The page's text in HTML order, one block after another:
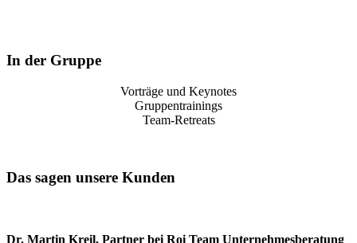
In der Gruppe
Vorträge und Keynotes
Gruppentrainings
Team-Retreats
Das sagen unsere Kunden
Dr. Martin Kreil, Partner bei Roi Team Unternehmesberatung